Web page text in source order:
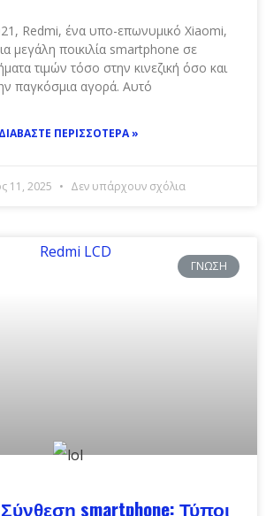
Redmi, ένα υπο-επωνυμικό Xiaomi,
μεγάλη ποικιλία smartphone σε
τιμών τόσο στην κινεζική όσο και
παγκόσμια αγορά. Αυτό
ΔΙΑΒΆΣΤΕ ΠΕΡΙΣΣΌΤΕΡΑ »
11, 2025 Δεν υπάρχουν σχόλια
ΓΝΏΣΗ
smartphone: Τύποι